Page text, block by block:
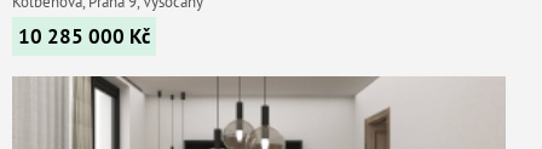
10 285 000 Kč